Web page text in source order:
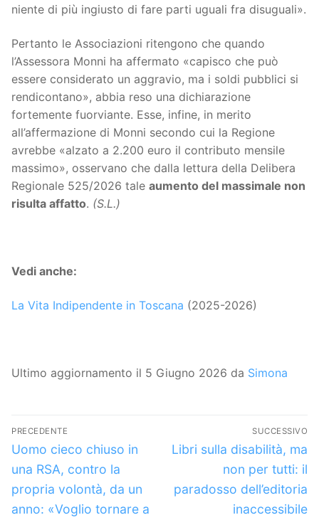
niente di più ingiusto di fare parti uguali fra disuguali».
Pertanto le Associazioni ritengono che quando
l’Assessora Monni ha affermato «capisco che può
essere considerato un aggravio, ma i soldi pubblici si
rendicontano», abbia reso una dichiarazione
fortemente fuorviante. Esse, infine, in merito
all’affermazione di Monni secondo cui la Regione
avrebbe «alzato a 2.200 euro il contributo mensile
massimo», osservano che dalla lettura della Delibera
Regionale 525/2026 tale aumento del massimale non
risulta affatto. (S.L.)
Vedi anche:
La Vita Indipendente in Toscana (2025-2026)
Ultimo aggiornamento il 5 Giugno 2026 da Simona
Navigazione
articoli
PRECEDENTE
Articolo
precedente:
Uomo cieco chiuso in
una RSA, contro la
propria volontà, da un
anno: «Voglio tornare a
SUCCESSIVO
Articolo
successivo:
Libri sulla disabilità, ma
non per tutti: il
paradosso dell’editoria
inaccessibile